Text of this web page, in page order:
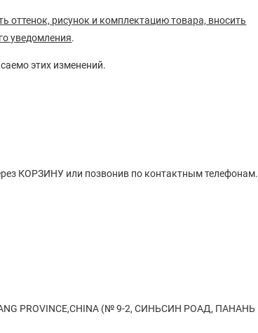
оттенок, рисунок и комплектацию товара, вносить
уведомления.
этих изменений.
КОРЗИНУ или позвонив по контактным телефонам.
PROVINCE,CHINA (№ 9-2, СИНЬСИН РОАД, ПАНАНЬ